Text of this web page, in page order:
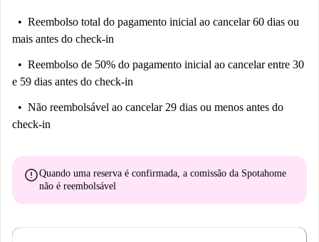
Reembolso total do pagamento inicial ao cancelar 60 dias ou
mais antes do check-in
Reembolso de 50% do pagamento inicial ao cancelar entre 30
e 59 dias antes do check-in
Não reembolsável ao cancelar 29 dias ou menos antes do
check-in
errorQuando uma reserva é confirmada, a comissão da Spotahome
não é reembolsável